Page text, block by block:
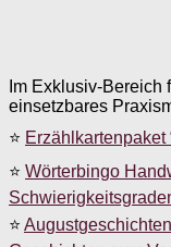
Im Exklusiv-
einsetzbares
⭐ Erzählkartenpaket
⭐ Wörterbingo
⭐